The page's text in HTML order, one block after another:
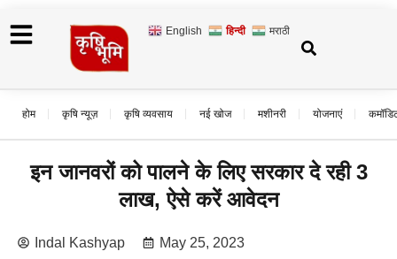
English हिन्दी मराठी
होम कृषि न्यूज़ कृषि व्यवसाय नई खोज मशीनरी योजनाएं
इन जानवरों को पालने के लिए सरकार दे रही 3
लाख, ऐसे करें आवेदन
Indal Kashyap May 25, 2023